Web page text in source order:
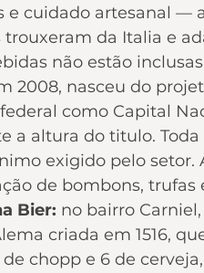
e cuidado artesanal —
da Italia e
não estão
2008, nasceu do
como Capital
a altura do titulo.
exigido pelo setor.
de bombons, trufas
Bier: no bairro
criada em 1516,
chopp e 6 de